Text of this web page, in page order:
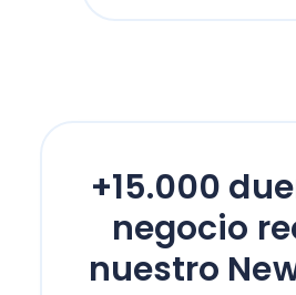
+15.000
negocio
nuestro